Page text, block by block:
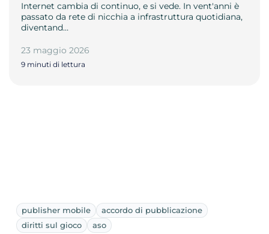
Internet cambia di continuo, e si vede. In vent'anni è
passato da rete di nicchia a infrastruttura quotidiana,
diventand…
23 maggio 2026
9 minuti di lettura
publisher mobile
accordo di pubblicazione
diritti sul gioco
aso